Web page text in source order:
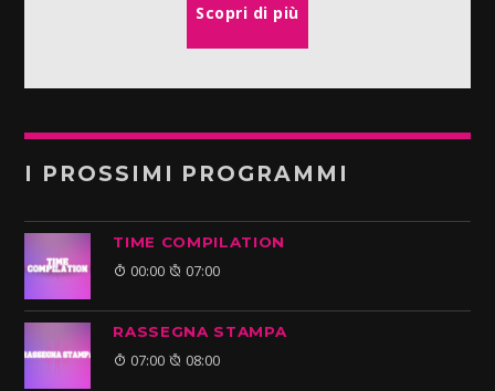
Scopri di più
I PROSSIMI PROGRAMMI
TIME COMPILATION
00:00 07:00
RASSEGNA STAMPA
07:00 08:00